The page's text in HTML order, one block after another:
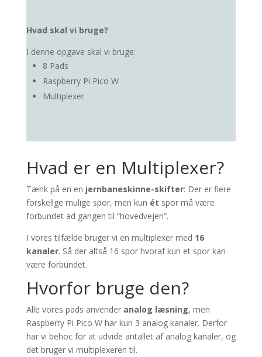
Hvad skal vi bruge?
I denne opgave skal vi bruge:
8 Pads
Raspberry Pi Pico W
Multiplexer
Hvad er en Multiplexer?
Tænk på en en jernbaneskinne-skifter: Der er flere
forskellge mulige spor, men kun ét spor må være
forbundet ad gangen til “hovedvejen”.
I vores tilfælde bruger vi en multiplexer med 16
kanaler. Så der altså 16 spor hvoraf kun et spor kan
være forbundet.
Hvorfor bruge den?
Alle vores pads anvender analog læsning, men
Raspberry Pi Pico W har kun 3 analog kanaler. Derfor
har vi behoc for at udvide antallet af analog kanaler, og
det bruger vi multiplexeren til.